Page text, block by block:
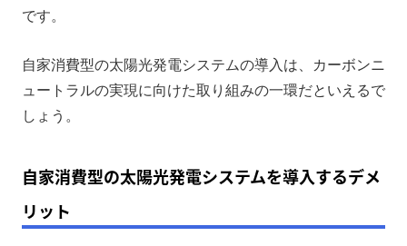
です。
自家消費型の太陽光発電システムの導入は、カーボンニ
ュートラルの実現に向けた取り組みの一環だといえるで
しょう。
自家消費型の太陽光発電システムを導入するデメ
リット